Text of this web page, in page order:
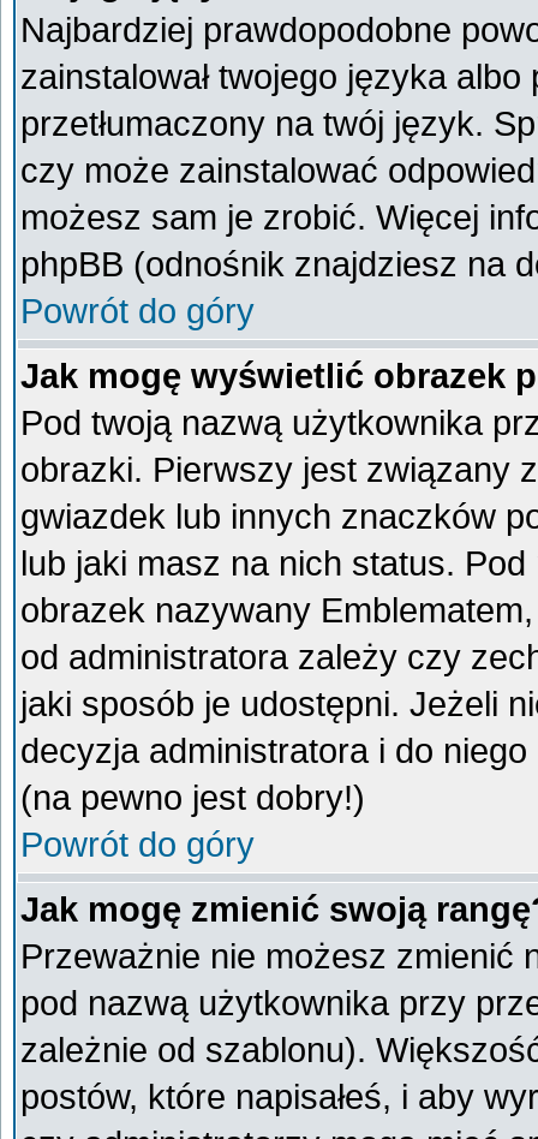
Najbardziej prawdopodobne
zainstalował twojego języka
przetłumaczony na twój język.
czy może zainstalować
możesz sam je zrobić. Więcej
phpBB (odnośnik znajdziesz na
Powrót do góry
Jak mogę wyświetlić obrazek
Pod twoją nazwą użytkownika
obrazki. Pierwszy jest związany
gwiazdek lub innych znaczków
lub jaki masz na nich status.
obrazek nazywany
od administratora zależy czy
jaki sposób je udostępni. Jeżeli
decyzja administratora i do
(na pewno jest dobry!)
Powrót do góry
Jak mogę zmienić swoją
Przeważnie nie możesz zmienić
pod nazwą użytkownika przy
zależnie od szablonu).
postów, które napisałeś, i aby